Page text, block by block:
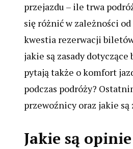
przejazdu – ile trwa
się różnić w zależności
kwestia rezerwacji
jakie są zasady
pytają także o komfort
podczas podróży?
przewoźnicy oraz jakie są
Jakie są